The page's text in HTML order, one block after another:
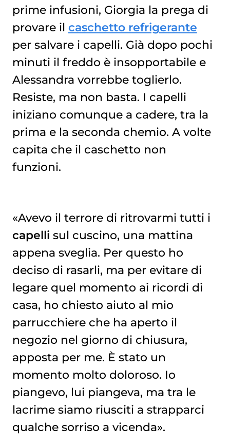
prime infusioni, Giorgia la prega di
provare il caschetto refrigerante
per salvare i capelli. Già dopo pochi
minuti il freddo è insopportabile e
Alessandra vorrebbe toglierlo.
Resiste, ma non basta. I capelli
iniziano comunque a cadere, tra la
prima e la seconda chemio. A volte
capita che il caschetto non
funzioni.
«Avevo il terrore di ritrovarmi tutti i
capelli sul cuscino, una mattina
appena sveglia. Per questo ho
deciso di rasarli, ma per evitare di
legare quel momento ai ricordi di
casa, ho chiesto aiuto al mio
parrucchiere che ha aperto il
negozio nel giorno di chiusura,
apposta per me. È stato un
momento molto doloroso. Io
piangevo, lui piangeva, ma tra le
lacrime siamo riusciti a strapparci
qualche sorriso a vicenda».